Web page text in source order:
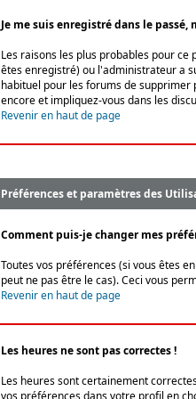
Je me suis enregistré dans le
Les raisons les plus probables pour
êtes enregistré) ou l'administrateur a
habituel pour les forums de supprimer
encore et impliquez-vous dans les
Revenir en haut de page
Préférences et paramètres des
Comment puis-je changer mes
Toutes vos préférences (si vous êtes
peut ne pas être le cas). Ceci vous
Revenir en haut de page
Les heures ne sont pas correctes !
Les heures sont certainement
vos préférences dans votre profil en